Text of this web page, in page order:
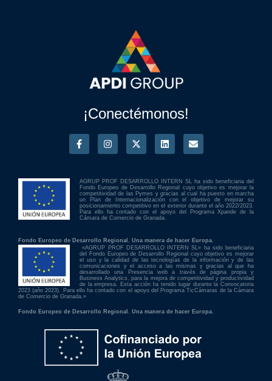
¡Conectémonos!
AGRUP PROF DESARROLLO INTERN SL ha sido beneficiaria del
Fondo Europeo de Desarrollo Regional cuyo objetivo es mejorar la
competitividad de las Pymes y gracias al cual ha puesto en marcha
un Plan de Internacionalización con el objetivo de mejorar su
posicionamiento competitivo en el exterior durante el año 2022/2023.
Para ello ha contado con el apoyo del Programa Xpande de la
Cámara de Comercio de Granada.
Fondo Europeo de Desarrollo Regional. Una manera de hacer Europa.
«AGRUP PROF DESARROLLO INTERN SL» ha sido beneficiaria
del Fondo Europeo de Desarrollo Regional cuyo objetivo es mejorar
el uso y la calidad de las tecnologías de la información y de las
comunicaciones y el acceso a las mismas y gracias al que ha
desarrollado una Presencia web a través de página propia y
Business Analytics, para la mejora de competitividad y productividad
de la empresa. Esta acción ha tenido lugar durante la Convocatoria
2023 (año 2023). Para ello ha contado con el apoyo del Programa TicCámaras de la Cámara
de Comercio de Granada.»
Fondo Europeo de Desarrollo Regional. Una manera de hacer Europa.